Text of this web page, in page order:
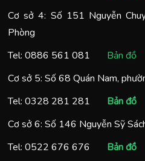
Cơ sở 4: Số 151 Nguyễn
Phòng
Tel: 0886 561 081
Bản đồ
Cơ sở 5: Số 68 Quán Nam,
Tel: 0328 281 281
Bản đồ
Cơ sở 6: Số 146 Nguyễn Sỹ
Tel: 0522 676 676
Bản đồ